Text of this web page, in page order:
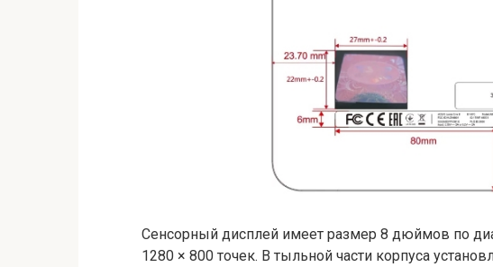
Сенсорный дисплей имеет размер 8 дюймов по
1280 × 800 точек. В тыльной части корпуса